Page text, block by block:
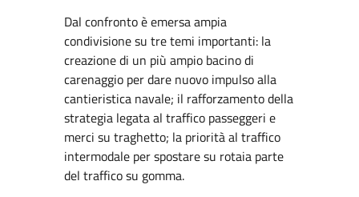
Dal confronto è emersa ampia
condivisione su tre temi importanti: la
creazione di un più ampio bacino di
carenaggio per dare nuovo impulso alla
cantieristica navale; il rafforzamento della
strategia legata al traffico passeggeri e
merci su traghetto; la priorità al traffico
intermodale per spostare su rotaia parte
del traffico su gomma.